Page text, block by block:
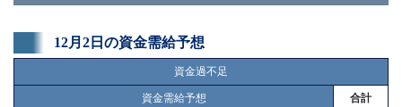
12月2日の資金需給予想
資金過不足
資金需給予想
合計